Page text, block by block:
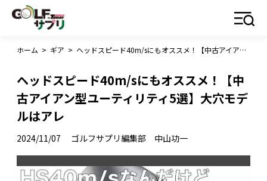
ホーム > ギア > ヘッドスピード40m/sにもオススメ！【中古アイアン型ユーティリティ5選】大穴モデルはアレ
ヘッドスピード40m/sにもオススメ！【中
古アイアン型ユーティリティ5選】大穴モデ
ルはアレ
2024/11/07 ゴルフサプリ編集部 中山功一